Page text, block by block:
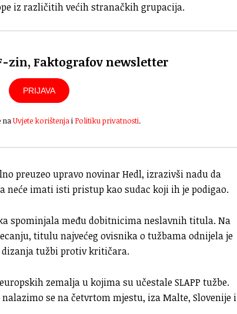
iz različitih većih stranačkih grupacija.
zin, Faktografov newsletter
PRIJAVA
naUvjete korištenjai Politiku privatnosti.
preuzeo upravo novinar Hedl, izrazivši nadu da
neće imati isti pristup kao sudac koji ih je podigao.
spominjala među dobitnicima neslavnih titula. Na
titulu najvećeg ovisnika o tužbama odnijela je
dizanja tužbi protiv kritičara.
zemalja u kojima su učestale SLAPP tužbe.
se na četvrtom mjestu, iza Malte, Slovenije i